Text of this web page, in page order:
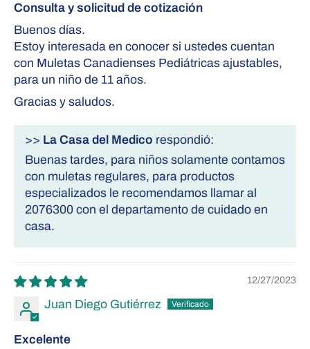
Consulta y solicitud de cotización
Buenos días.
Estoy interesada en conocer si ustedes cuentan
con Muletas Canadienses Pediátricas ajustables,
para un niño de 11 años.
Gracias y saludos.
>> La Casa del Medico respondió:
Buenas tardes, para niños solamente contamos
con muletas regulares, para productos
especializados le recomendamos llamar al
2076300 con el departamento de cuidado en
casa.
12/27/2023
Juan Diego Gutiérrez
Excelente